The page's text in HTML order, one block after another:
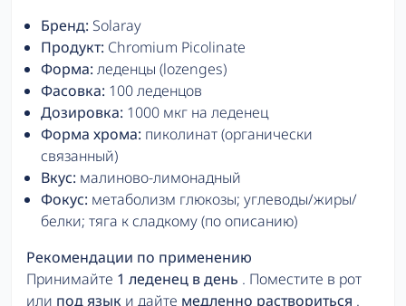
Бренд: Solaray
Продукт: Chromium Picolinate
Форма: леденцы (lozenges)
Фасовка: 100 леденцов
Дозировка: 1000 мкг на леденец
Форма хрома: пиколинат (органически
связанный)
Вкус: малиново-лимонадный
Фокус: метаболизм глюкозы; углеводы/жиры/
белки; тяга к сладкому (по описанию)
Рекомендации по применению
Принимайте 1 леденец в день . Поместите в рот
или под язык и дайте медленно раствориться .